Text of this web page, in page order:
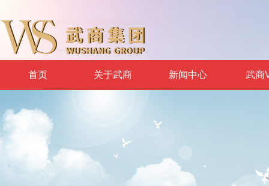
首页 关于武商 新闻中心 武商